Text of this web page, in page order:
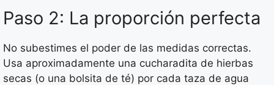
Paso 2: La proporción perfecta
No subestimes el poder de las medidas correctas.
Usa aproximadamente una cucharadita de hierbas
secas (o una bolsita de té) por cada taza de agua